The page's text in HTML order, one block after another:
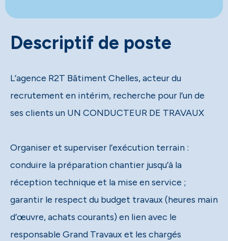
Descriptif de poste
L’agence R2T Bâtiment Chelles, acteur du
recrutement en intérim, recherche pour l’un de
ses clients un UN CONDUCTEUR DE TRAVAUX
Organiser et superviser l’exécution terrain :
conduire la préparation chantier jusqu’à la
réception technique et la mise en service ;
garantir le respect du budget travaux (heures main
d’œuvre, achats courants) en lien avec le
responsable Grand Travaux et les chargés